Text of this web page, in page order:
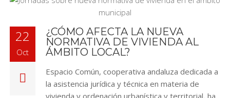
22
Oct
¿CÓMO AFECTA LA NUEVA
NORMATIVA DE VIVIENDA AL
ÁMBITO LOCAL?
Espacio Común, cooperativa andaluza dedicada a
la asistencia jurídica y técnica en materia de
vivienda y ordenación urbanística y territorial, ha